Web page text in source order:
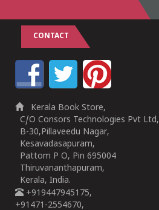
CONTACT
Kerala Book Store,
C/O Consors Technologies Pvt Ltd,
B-30,Pillaveedu Nagar,
Kesavadasapuram,
Pattom P O, Pin 695004
Thiruvananthapuram,
Kerala, India.
+919447945175,
+91471-2554670,